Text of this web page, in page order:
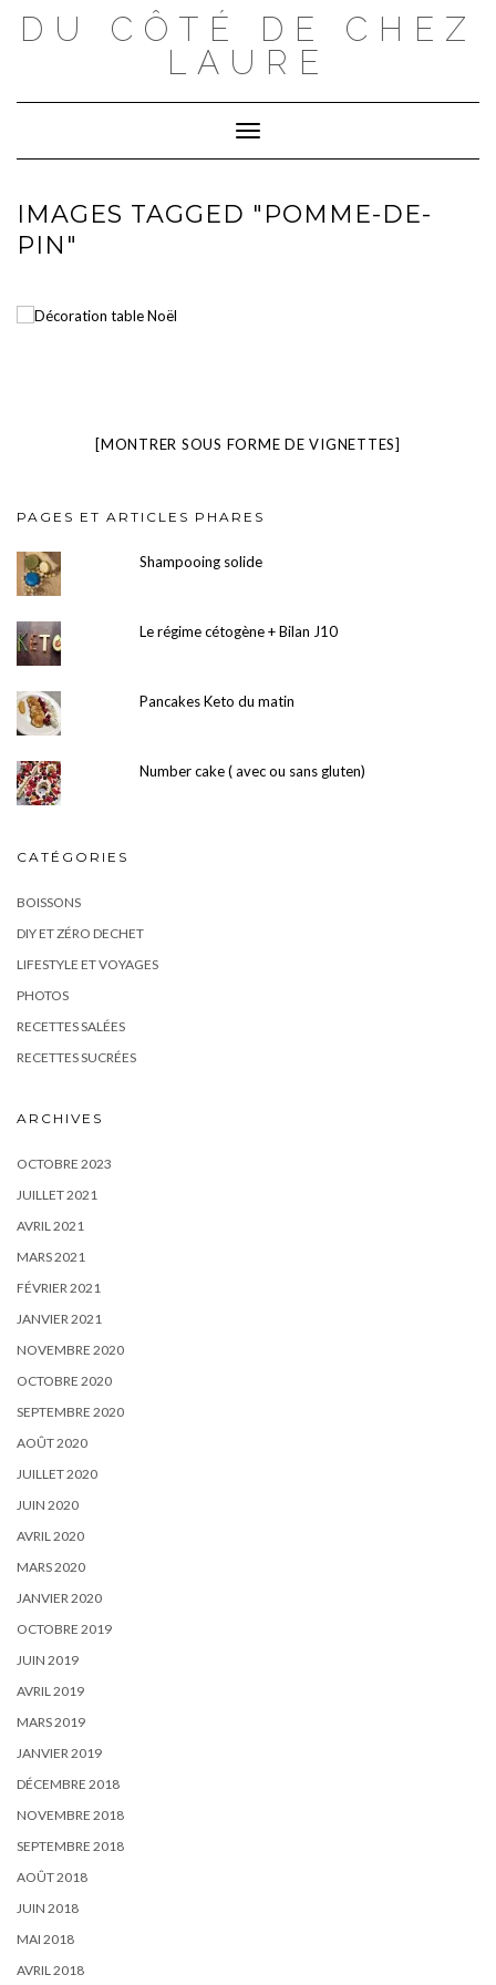
DU CÔTÉ DE CHEZ
LAURE
Toggle Navigation
IMAGES TAGGED "POMME-DE-
PIN"
[MONTRER SOUS FORME DE VIGNETTES]
PAGES ET ARTICLES PHARES
Shampooing solide
Le régime cétogène + Bilan J10
Pancakes Keto du matin
Number cake ( avec ou sans gluten)
CATÉGORIES
BOISSONS
DIY ET ZÉRO DECHET
LIFESTYLE ET VOYAGES
PHOTOS
RECETTES SALÉES
RECETTES SUCRÉES
ARCHIVES
OCTOBRE 2023
JUILLET 2021
AVRIL 2021
MARS 2021
FÉVRIER 2021
JANVIER 2021
NOVEMBRE 2020
OCTOBRE 2020
SEPTEMBRE 2020
AOÛT 2020
JUILLET 2020
JUIN 2020
AVRIL 2020
MARS 2020
JANVIER 2020
OCTOBRE 2019
JUIN 2019
AVRIL 2019
MARS 2019
JANVIER 2019
DÉCEMBRE 2018
NOVEMBRE 2018
SEPTEMBRE 2018
AOÛT 2018
JUIN 2018
MAI 2018
AVRIL 2018